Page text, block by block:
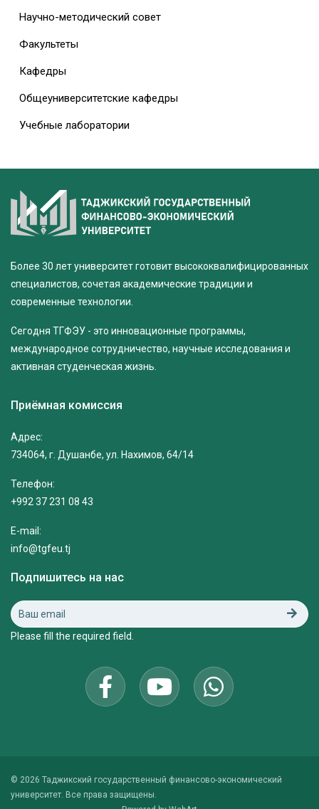
Научно-методический совет
Факультеты
Кафедры
Общеуниверситетские кафедры
Учебные лаборатории
Более 30 лет университет готовит высококвалифицированных
специалистов, сочетая академические традиции и
современные технологии.
Сегодня ТГФЭУ - это инновационные программы,
международное сотрудничество, научные исследования и
активная студенческая жизнь.
Приёмная комиссия
Адрес:
734064, г. Душанбе, ул. Нахимов, 64/14
Телефон:
+992 37 231 08 43
E-mail:
info@tgfeu.tj
Подпишитесь на нас
Please fill the required field.
© 2026 Таджикский государственный финансово-экономический
университет. Все права защищены.